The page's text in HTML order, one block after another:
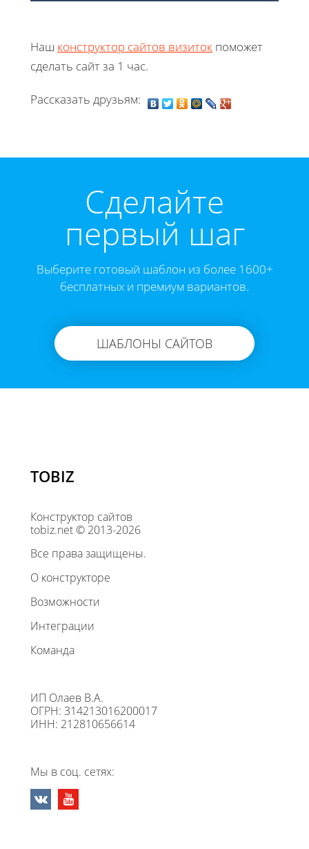
Наш конструктор сайтов визиток поможет
сделать сайт за 1 час.
Рассказать друзьям:
Cделайте
первый шаг
Выберите готовый шаблон из более 1600+
бесплатных и премиум вариантов.
ШАБЛОНЫ САЙТОВ
TOBIZ
Конструктор сайтов
tobiz.net © 2013-2026
Все права защищены.
О конструкторе
Возможности
Интеграции
Команда
ИП Олаев В.А.
ОГРН: 314213016200017
ИНН: 212810656614
Мы в соц. сетях: